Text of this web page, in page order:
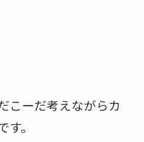
こーだ考えながらカ
。